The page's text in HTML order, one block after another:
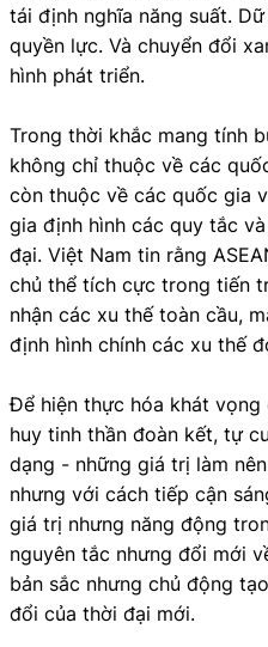
tái định nghĩa năng suất.
quyền lực. Và chuyển đổi
hình phát triển.
Trong thời khắc mang tính
không chỉ thuộc về các
còn thuộc về các quốc gia
gia định hình các quy tắc
đại. Việt Nam tin rằng
chủ thể tích cực trong tiến
nhận các xu thế toàn cầu,
định hình chính các xu thế
Để hiện thực hóa khát vọng
huy tinh thần đoàn kết, tự
dạng - những giá trị làm
nhưng với cách tiếp cận
giá trị nhưng năng động
nguyên tắc nhưng đổi mới
bản sắc nhưng chủ động
đổi của thời đại mới.